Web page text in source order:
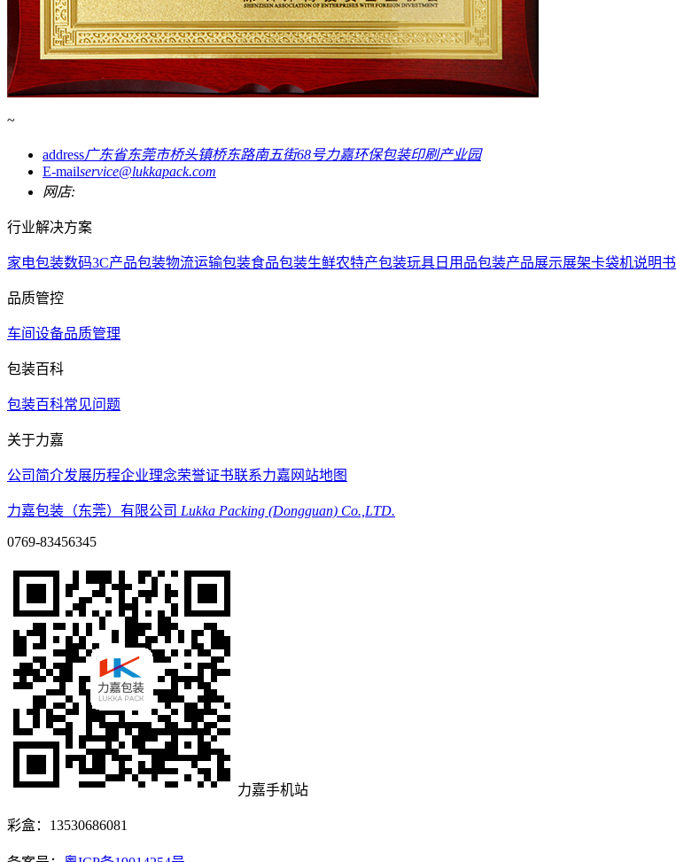
~
address广东省东莞市桥头镇桥东路南五街68号力嘉环保包装印刷产业园
E-mailservice@lukkapack.com
网店:
行业解决方案
家电包装数码3C产品包装物流运输包装食品包装生鲜农特产包装玩具日用品包装产品展示展架卡袋机说明书
品质管控
车间设备品质管理
包装百科
包装百科常见问题
关于力嘉
公司简介发展历程企业理念荣誉证书联系力嘉 网站地图
力嘉包装（东莞）有限公司 Lukka Packing (Dongguan) Co.,LTD.
0769-83456345
力嘉手机站
彩盒：13530686081